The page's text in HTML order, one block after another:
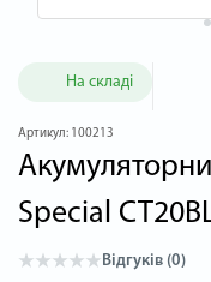
На складі
Артикул: 100213
Special
Відгуків (0)